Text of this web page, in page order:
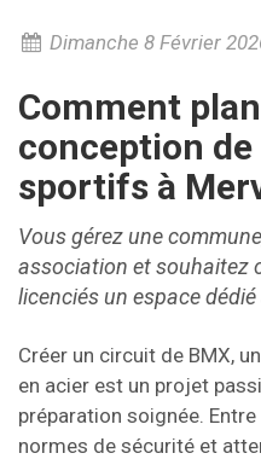
Dimanche 8 Février
Comment
conception
sportifs à
Vous gérez une
association et souhaitez
licenciés un espace
Créer un circuit de BMX,
en acier est un projet
préparation soignée.
normes de sécurité et